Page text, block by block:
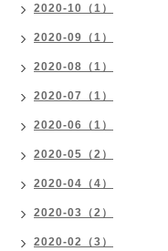
2020-10（1）
2020-09（1）
2020-08（1）
2020-07（1）
2020-06（1）
2020-05（2）
2020-04（4）
2020-03（2）
2020-02（3）